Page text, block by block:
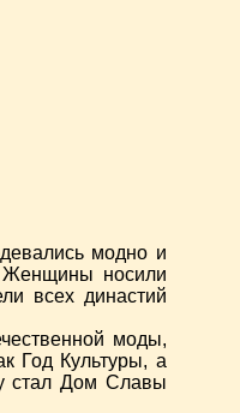
модно и
Женщины носили
всех династий
моды,
Год Культуры, а
стал Дом Славы